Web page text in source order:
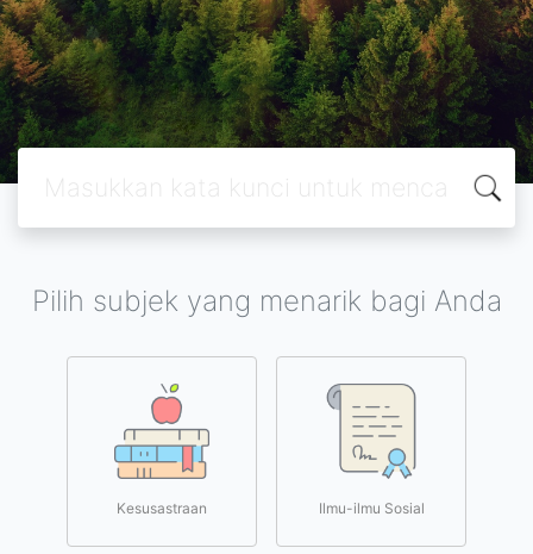
Pilih subjek yang menarik bagi Anda
Kesusastraan Ilmu-ilmu Sosial